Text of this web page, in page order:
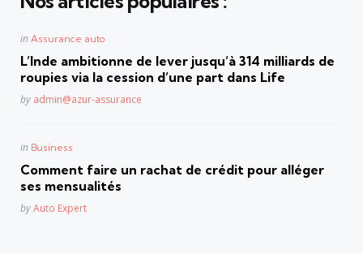
Posted
in Assurance auto
L’Inde ambitionne de lever jusqu’à 314 milliards de
roupies via la cession d’une part dans Life
Posted
by admin@azur-assurance
Posted
in Business
Comment faire un rachat de crédit pour alléger
ses mensualités
Posted
byAuto Expert